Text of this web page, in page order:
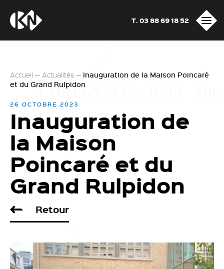
T. 03 88 69 18 52
Accueil — Actualités — Inauguration de la Maison Poincaré
et du Grand Rulpidon
26 OCTOBRE 2023
Inauguration de
la Maison
Poincaré et du
Grand Rulpidon
Retour